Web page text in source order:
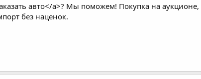
авто</a>? Мы поможем! Покупка на аукционе,
без наценок.